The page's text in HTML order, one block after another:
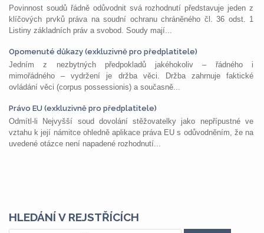
Povinnost soudů řádně odůvodnit svá rozhodnutí představuje jeden z
klíčových prvků práva na soudní ochranu chráněného čl. 36 odst. 1
Listiny základních práv a svobod. Soudy mají...
Opomenuté důkazy (exkluzivně pro předplatitele)
Jedním z nezbytných předpokladů jakéhokoliv – řádného i
mimořádného – vydržení je držba věci. Držba zahrnuje faktické
ovládání věci (corpus possessionis) a současně...
Právo EU (exkluzivně pro předplatitele)
Odmítl-li Nejvyšší soud dovolání stěžovatelky jako nepřípustné ve
vztahu k její námitce ohledně aplikace práva EU s odůvodněním, že na
uvedené otázce není napadené rozhodnutí...
HLEDÁNÍ V REJSTŘÍCÍCH